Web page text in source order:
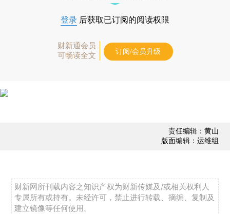
登录 后获取已订阅的阅读权限
财新通会员
可畅读全文
订阅/会员升级
责任编辑：黄山
版面编辑：运维组
财新网所刊载内容之知识产权为财新传媒及/或相关权利人
专属所有或持有。未经许可，禁止进行转载、摘编、复制及
建立镜像等任何使用。